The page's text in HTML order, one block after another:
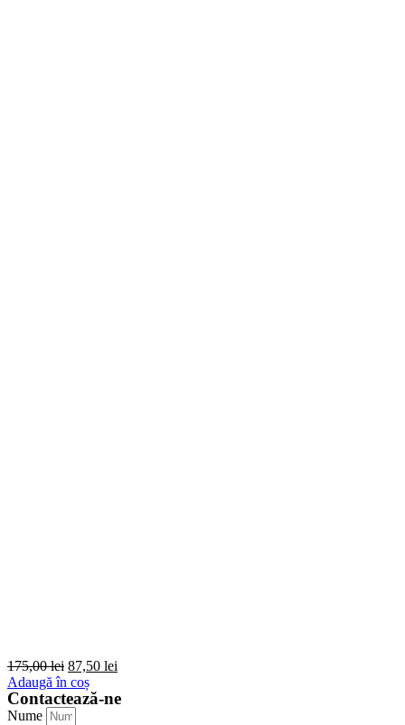
175,00lei 87,50 lei
Adaugă în coș
Contactează-ne
Nume